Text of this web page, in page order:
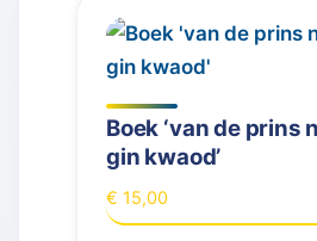
Boek ‘van de prins
gin kwaod’
€ 15,00